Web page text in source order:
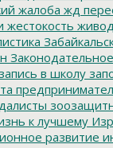
жалоба жд
жестокость
в школу
к лучшему
развитие